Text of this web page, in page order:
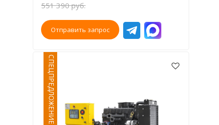
551 390 руб.
Отправить запрос
СПЕЦПРЕДЛОЖЕНИЕ